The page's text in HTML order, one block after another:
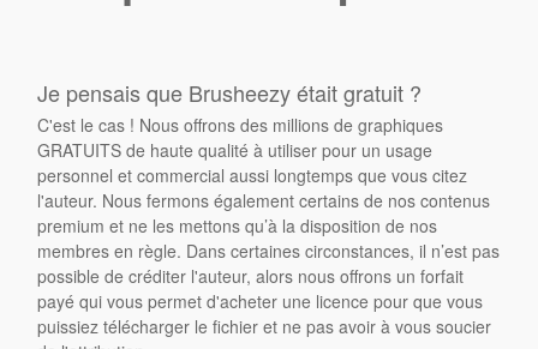
Je pensais que Brusheezy était gratuit ?
C'est le cas ! Nous offrons des millions de graphiques
GRATUITS de haute qualité à utiliser pour un usage
personnel et commercial aussi longtemps que vous citez
l'auteur. Nous fermons également certains de nos contenus
premium et ne les mettons qu’à la disposition de nos
membres en règle. Dans certaines circonstances, il n’est pas
possible de créditer l'auteur, alors nous offrons un forfait
payé qui vous permet d'acheter une licence pour que vous
puissiez télécharger le fichier et ne pas avoir à vous soucier